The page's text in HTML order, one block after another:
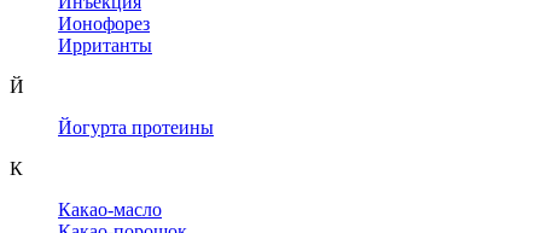
Ионофорез
Ирританты
Й
Йогурта протеины
К
Какао-масло